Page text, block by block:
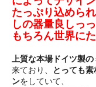
たっぷり込めら
しの器量良しっ
もちろん世界に
上質な本場ドイツ製
来ており、
とっても
ンをしていて、